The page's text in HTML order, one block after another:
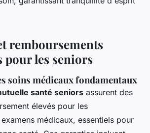
remboursements
pour les seniors
soins médicaux fondamentaux
santé seniors assurent des
élevés pour les
médicaux, essentiels pour